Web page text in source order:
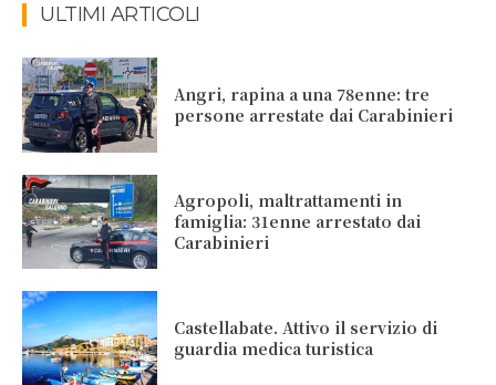
ULTIMI ARTICOLI
Angri, rapina a una 78enne: tre
persone arrestate dai Carabinieri
Agropoli, maltrattamenti in
famiglia: 31enne arrestato dai
Carabinieri
Castellabate. Attivo il servizio di
guardia medica turistica